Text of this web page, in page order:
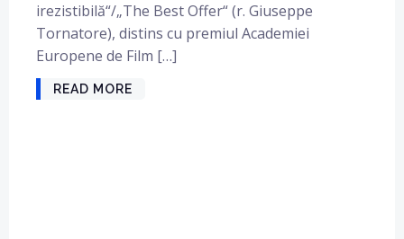
irezistibilă“/„The Best Offer“ (r. Giuseppe
Tornatore), distins cu premiul Academiei
Europene de Film […]
READ MORE